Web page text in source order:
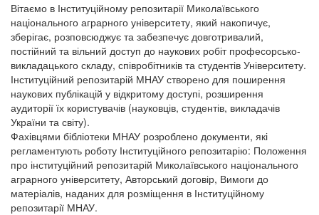
Вітаємо в Інституційному репозитарії Миколаївського
національного аграрного університету, який накопичує,
зберігає, розповсюджує та забезпечує довготривалий,
постійний та вільний доступ до наукових робіт професорсько-
викладацького складу, співробітників та студентів Університету.
Інституційний репозитарій МНАУ створено для поширення
наукових публікацій у відкритому доступі, розширення
аудиторії їх користувачів (науковців, студентів, викладачів
України та світу).
Фахівцями бібліотеки МНАУ розроблено документи, які
регламентують роботу Інституційного репозитарію: Положення
про інституційний репозитарій Миколаївського національного
аграрного університету, Авторський договір, Вимоги до
матеріалів, наданих для розміщення в Інституційному
репозитарії МНАУ.